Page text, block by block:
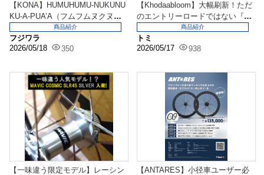
【KONA】HUMUHUMU-NUKUNU
KU-A-PUA’A（フムフムヌクヌ
フジワラ
2026/05/18
350
商品紹介
【Khodaabloom】大幅刷新！ただ
のエントリーロードではない『FA
トミ
2026/05/17
938
商品紹介
【一味違う限定モデル】レーシン
【ANTARES】小径車ユーザー必